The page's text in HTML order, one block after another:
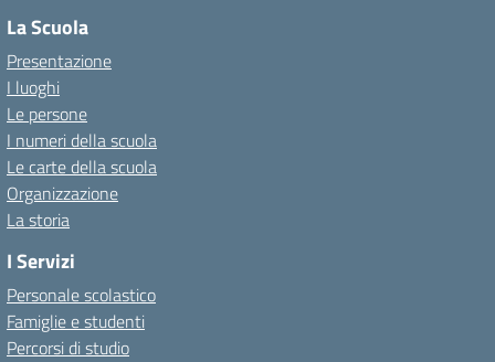
La Scuola
Presentazione
I luoghi
Le persone
I numeri della scuola
Le carte della scuola
Organizzazione
La storia
I Servizi
Personale scolastico
Famiglie e studenti
Percorsi di studio